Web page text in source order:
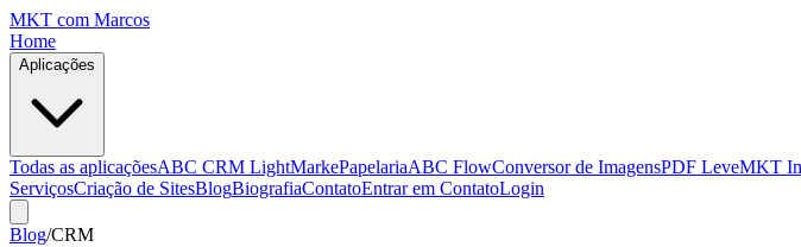
MKT com Marcos
Home
Aplicações
Todas as aplicaçõesABC CRM LightMarkePapelariaABC FlowConversor de ImagensPDF LeveMKT
ServiçosCriação de SitesBlogBiografiaContatoEntrar em ContatoLogin
Blog/CRM